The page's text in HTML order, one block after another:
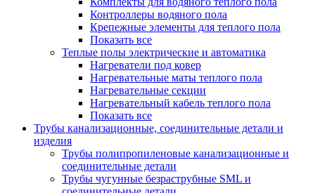
Контроллеры водяного пола
Крепежные элементы для теплого пола
Показать все
Теплые полы электрические и автоматика
Нагреватели под ковер
Нагревательные маты теплого пола
Нагревательные секции
Нагревательный кабель теплого пола
Показать все
Трубы канализационные, соединительные детали и
изделия
Трубы полипропиленовые канализационные и
соединительные детали
Трубы чугунные безраструбные SML и